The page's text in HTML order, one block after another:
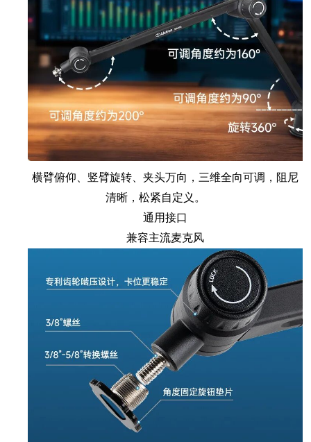
横臂俯仰、竖臂旋转、夹头万向，三维全向可调，阻尼
清晰，松紧自定义。
通用接口
兼容主流麦克风